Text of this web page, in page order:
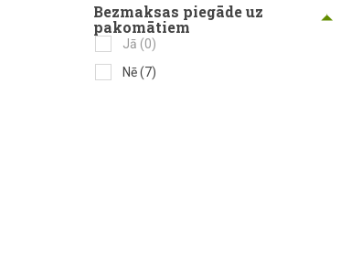
Bezmaksas piegāde uz
pakomātiem
Jā (0)
Nē(7)